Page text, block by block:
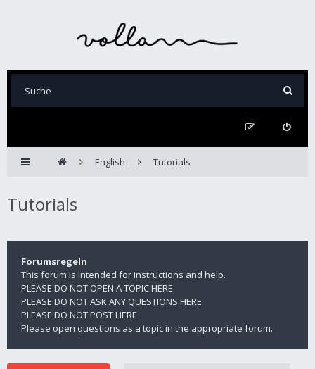
English Tutorials
Tutorials
Forumsregeln
This forum is intended for instructions and help.
PLEASE DO NOT OPEN A TOPIC HERE
PLEASE DO NOT ASK ANY QUESTIONS HERE
PLEASE DO NOT POST HERE
Please open questions as a topic in the appropriate forum.